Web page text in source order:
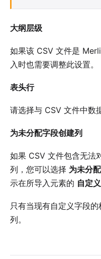
大纲层级
如果该 CSV 文件是
入时也需要调整此设置。
表头行
请选择与 CSV 文件中数
为未分配字段创建列
如果 CSV 文件包含无
列，您可以选择 为未分
示在所导入元素的 自定义
只有当现有自定义字段
列。